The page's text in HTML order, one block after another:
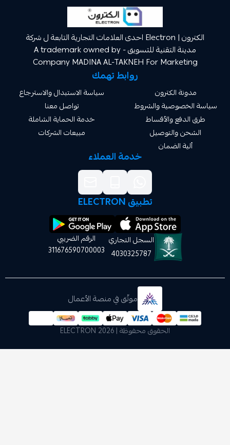
الكترون | Electron احدى العلامات التجارية التابعة ل شركة
مدينة التقنية للتسويق A trademark owned by -
Company MADINA AL-TAKNEH For
روابط تهمك
والشروط
والأقساط
والتوصيل
سياسة الاستبدال والاسترجاع
خدمة الحماية الشاملة
مبيعات الشركات
خدمة العملاء
السجل التجاري
4030325787
الرقم الضريبي
311676590700003
موثّق في منصة الأعمال
الحقوق محفوظة | 2026 ELECTRON